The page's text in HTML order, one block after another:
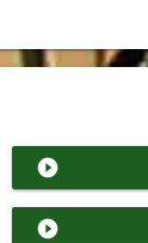
play_circle_filled
play_circle_filled